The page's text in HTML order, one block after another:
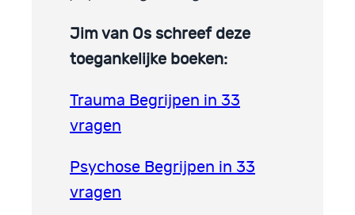
Jim van Os schreef deze
toegankelijke boeken:
Trauma Begrijpen in 33
vragen
Psychose Begrijpen in 33
vragen